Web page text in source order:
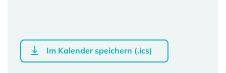
Im Kalender speichern (.ics)